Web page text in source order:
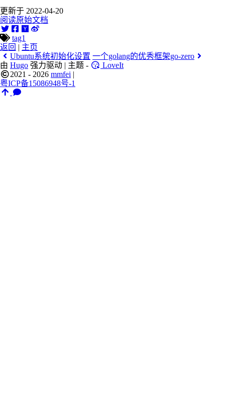
更新于 2022-04-20
阅读原始文档
tag1
返回 | 主页
Ubuntu系统初始化设置 一个golang的优秀框架go-zero
由 Hugo 强力驱动 | 主题 -
LoveIt
2021 - 2026 mmfei |
粤ICP备15086948号-1